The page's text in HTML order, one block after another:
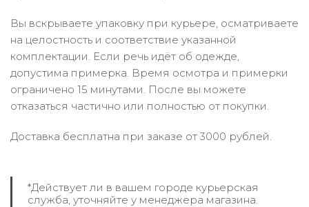
Вы вскрываете упаковку при курьере, осматриваете
на целостность и соответствие указанной
комплектации. Если речь идёт об одежде,
допустима примерка. Время осмотра и примерки
ограничено 15 минутами. После вы можете
отказаться частично или полностью от покупки.
Доставка бесплатна при заказе от 3000 рублей.
*Действует ли в вашем городе курьерская
служба, уточняйте у менеджера магазина.